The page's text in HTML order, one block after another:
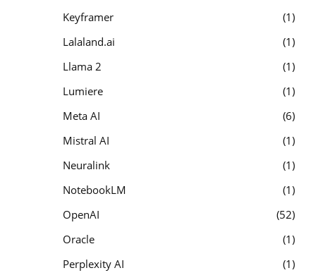
Keyframer
1
Lalaland.ai
1
Llama 2
1
Lumiere
1
Meta AI
6
Mistral AI
1
Neuralink
1
NotebookLM
1
OpenAI
52
Oracle
1
Perplexity AI
1